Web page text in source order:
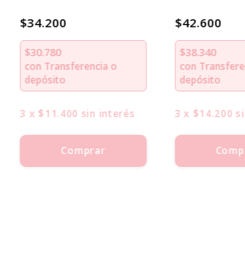
$34.200
$30.780
con Transferencia o
depósito
3 x $11.400 sin interés
Comprar
$42.600
$38.340
con
depósito
3 x $14.200